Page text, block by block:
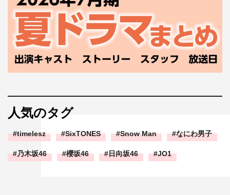
人気のタグ
timelesz SixTONES Snow Man なにわ男子
乃木坂46 櫻坂46 日向坂46 JO1